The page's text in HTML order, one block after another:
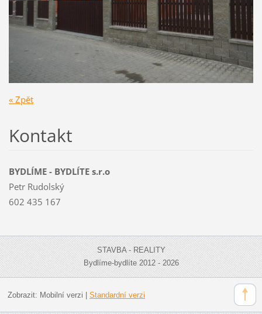
« Zpět
Kontakt
BYDLÍME - BYDLÍTE s.r.o
Petr Rudolský
602 435 167
STAVBA - REALITY
Bydlíme-bydlíte 2012 - 2026
Zobrazit: Mobilní verzi Standardní verzi